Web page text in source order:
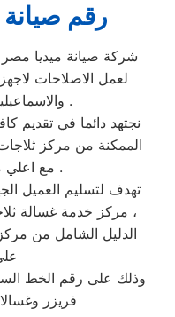
رقم صيانة
شركة صيانة ميديا مصر
لعمل الاصلاحات
والاسماعيلية تحظي بكامل اهتمامنا .
نجتهد دائما في تقديم
الممكنة من مركز
مع اعلي معايير الامان و الجودة .
تهدف لتسليم العميل
مركز خدمة غسالة ثلاجات ميديا مصر علي الخط الساخن ،
الدليل الشامل من
وذلك على رقم الخط
فريزر